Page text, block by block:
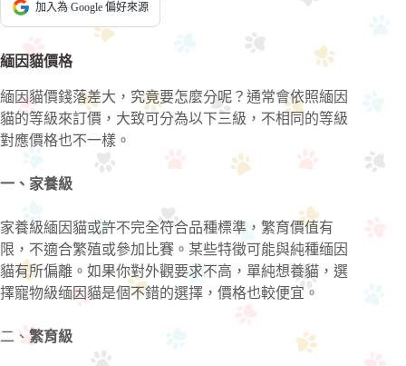
加入為 Google 偏好來源
緬因貓價格
緬因貓價錢落差大，究竟要怎麼分呢？通常會依照緬因
貓的等級來訂價，大致可分為以下三級，不相同的等級
對應價格也不一樣。
一、家養級
家養級緬因貓或許不完全符合品種標準，繁育價值有
限，不適合繁殖或參加比賽。某些特徵可能與純種缅因
貓有所偏離。如果你對外觀要求不高，單純想養貓，選
擇寵物級缅因貓是個不錯的選擇，價格也較便宜。
二、 繁育級